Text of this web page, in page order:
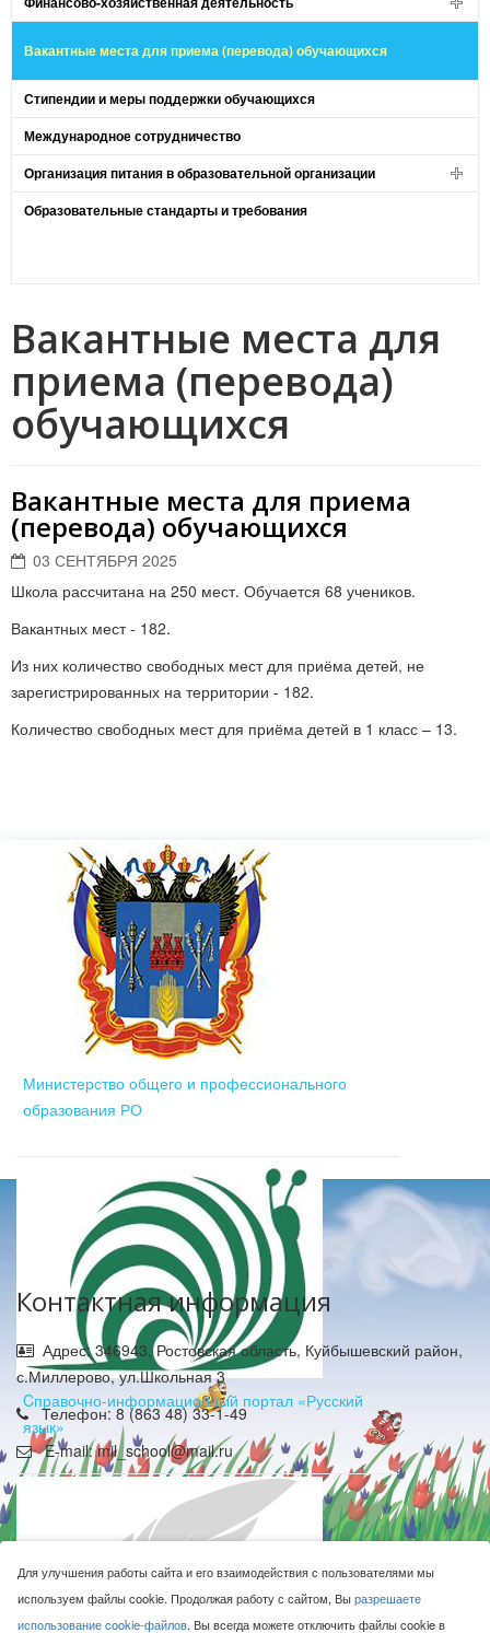
Вакантные места для приема (перевода) обучающихся
Стипендии и меры поддержки обучающихся
Международное сотрудничество
Организация питания в образовательной организации
Образовательные стандарты и требования
Вакантные места для
приема (перевода)
обучающихся
Вакантные места для приема
(перевода) обучающихся
03 СЕНТЯБРЯ 2025
Школа рассчитана на 250 мест. Обучается 68 учеников.
Вакантных мест - 182.
Из них количество свободных мест для приёма детей, не
зарегистрированных на территории - 182.
Количество свободных мест для приёма детей в 1 класс – 13.
Министерство общего и профессионального
образования РО
Cправочно-информационный портал «Русский
язык»
Контактная информация
Адрес: 346943, Ростовская область, Куйбышевский район,
с.Миллерово, ул.Школьная 3
Телефон: 8 (863 48) 33-1-49
E-mail: mil_school@mail.ru
МБОУ Миллеровская СОШ имени Жоры Ковалевского © 2016-
Для улучшения работы сайта и его взаимодействия с пользователями мы
используем файлы cookie. Продолжая работу с сайтом, Выразрешаете
использование cookie-файлов. Вы всегда можете отключить файлы cookie в